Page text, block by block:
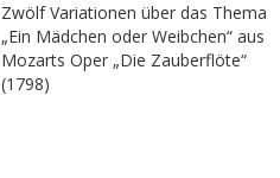
Zwölf Variationen über das Thema
„Ein Mädchen oder Weibchen“ aus
Mozarts Oper „Die Zauberflöte“
(1798)